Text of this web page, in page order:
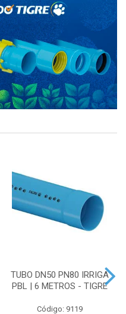
TUBO DN50 PN80 IRRIGA
PBL | 6 METROS - TIGRE
Código: 9119